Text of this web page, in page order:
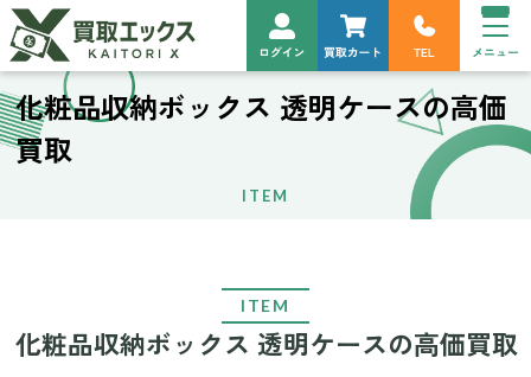
化粧品収納ボックス 透明ケースの高価
買取
ITEM
ITEM
化粧品収納ボックス 透明ケースの高価買取